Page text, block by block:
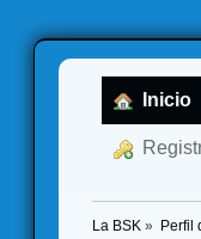
Inicio
La BSK » Perfil